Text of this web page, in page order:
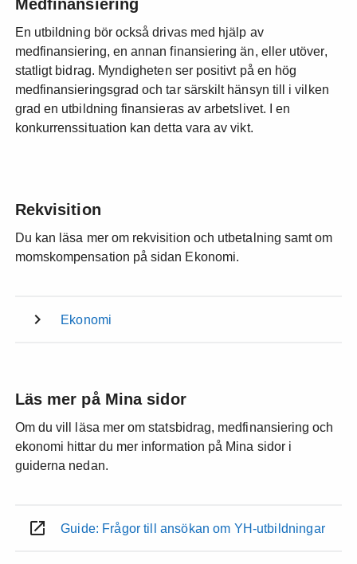
Medfinansiering
En utbildning bör också drivas med hjälp av
medfinansiering, en annan finansiering än, eller utöver,
statligt bidrag. Myndigheten ser positivt på en hög
medfinansieringsgrad och tar särskilt hänsyn till i vilken
grad en utbildning finansieras av arbetslivet. I en
konkurrenssituation kan detta vara av vikt.
Rekvisition
Du kan läsa mer om rekvisition och utbetalning samt om
momskompensation på sidan Ekonomi.
Ekonomi
Läs mer på Mina sidor
Om du vill läsa mer om statsbidrag, medfinansiering och
ekonomi hittar du mer information på Mina sidor i
guiderna nedan.
Guide: Frågor till ansökan om YH-utbildningar